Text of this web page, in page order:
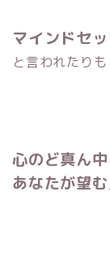
マインドセ
と言われたり
心のど真ん
あなたが望